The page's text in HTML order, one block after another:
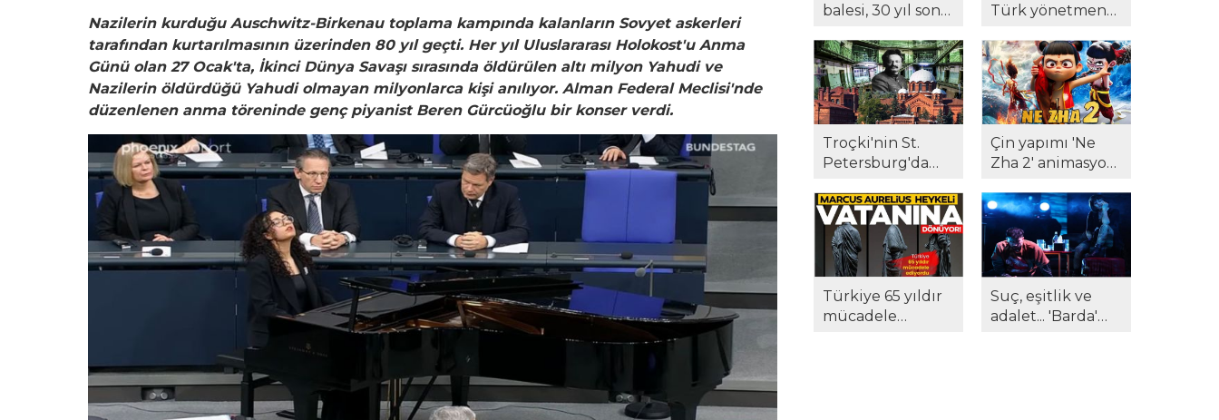
Nazilerin kurduğu Auschwitz-Birkenau toplama kampında kalanların Sovyet askerleri
tarafından kurtarılmasının üzerinden 80 yıl geçti. Her yıl Uluslararası Holokost'u Anma
Günü olan 27 Ocak'ta, İkinci Dünya Savaşı sırasında öldürülen altı milyon Yahudi ve
Nazilerin öldürdüğü Yahudi olmayan milyonlarca kişi anılıyor. Alman Federal Meclisi'nde
düzenlenen anma töreninde genç piyanist Beren Gürcüoğlu bir konser verdi.
balesi, 30 yıl sonra
sanatseverlerle
buluştu...
Türk yönetmene
'Hysteria' beğeni
topladı..!
Troçki'nin St.
Petersburg'da
Hapishanesi, açık
artırmada satıldı...
Çin yapımı 'Ne
Zha 2' animasyon
rekorları altüst
etti...
Türkiye 65 yıldır
mücadele
Suç, eşitlik ve
adalet... 'Barda'